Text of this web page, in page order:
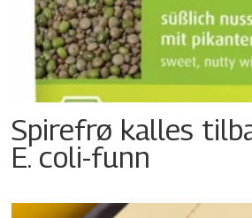
Spirefrø kalles
E. coli-funn